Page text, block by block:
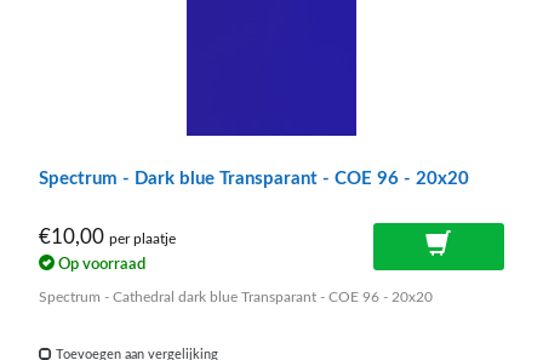
Spectrum - Dark blue Transparant - COE 96 - 20x20
€10,00 per plaatje
Op voorraad
Spectrum - Cathedral dark blue Transparant - COE 96 - 20x20
Toevoegen aan vergelijking